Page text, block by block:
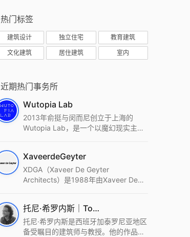
热门标签
建筑设计 独立住宅 教育建筑
文化建筑 居住建筑 室内
近期热门事务所
Wutopia Lab
2013年俞挺与闵而尼创立于上海的
Wutopia Lab，是一个以魔幻现实主
统这种新的思维范式为基础，以上海性
和生活性为介入设计的原点，以建筑为
工具，从而推动建筑学和社会学进步。
2022 DFA中获Merit,2021 Architizer
A+ Firm Awards中获Special
Mention：Best Young Firm，2020 IF
XaveerdeGeyter
XDGA（Xaveer De Geyter
Architects）是1988年由Xaveer De
进的设计方法、多元的专业团队和国际
化的作品著称，曾获密斯·凡·德罗奖、
Bigmat奖等多项重要奖项。XDGA主张
托尼·希罗内斯｜Toni Gironès
托尼·希罗内斯是西班牙加泰罗尼亚地区
备受瞩目的建筑师与教授。他的作品深